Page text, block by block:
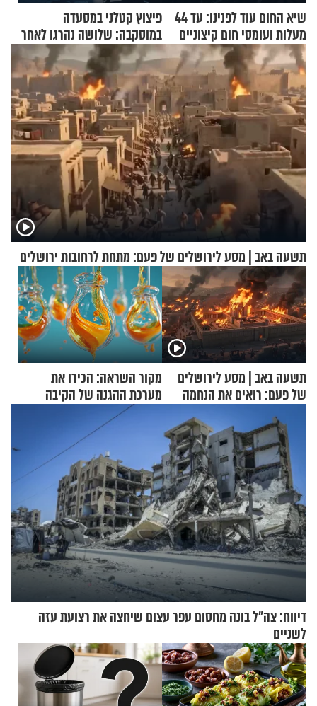
שיא החום עוד לפנינו: עד 44
מעלות ועומסי חום קיצוניים
פיצוץ קטלני במסעדה
במוסקבה: שלושה נהרגו לאחר
שמטען שנשאה אישה התפוצץ
תשעה באב | מסע לירושלים של פעם: מתחת לרחובות ירושלים
תשעה באב | מסע לירושלים
של פעם: רואים את הנחמה
מקור השראה: הכירו את
מערכת ההגנה של הקיבה
דיווח: צה"ל בונה מחסום עפר עצום שיחצה את רצועת עזה
לשניים